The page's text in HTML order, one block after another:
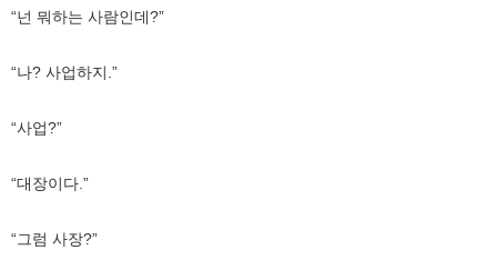
“넌 뭐하는 사람인데?”
“나? 사업하지.”
“사업?”
“대장이다.”
“그럼 사장?”